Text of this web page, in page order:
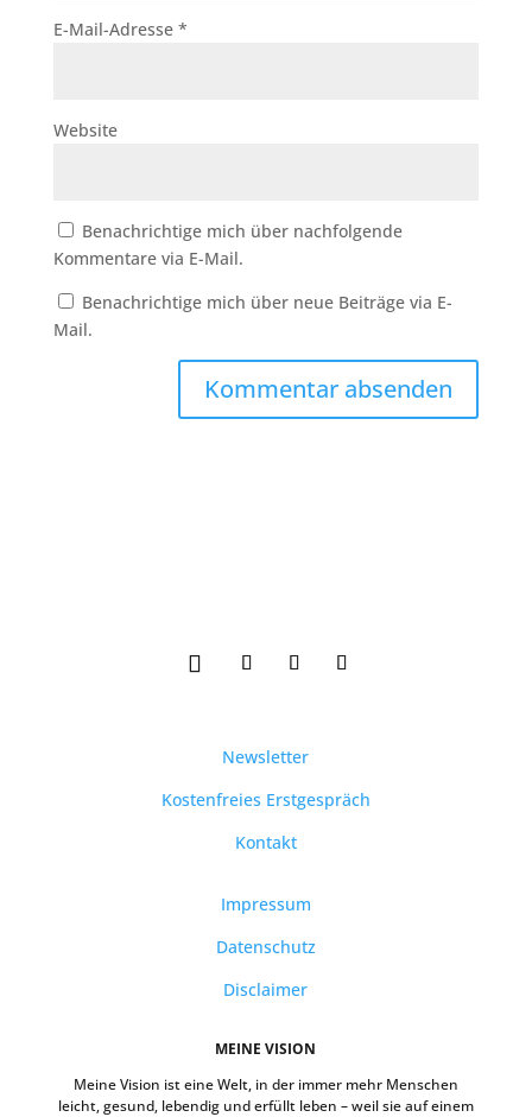
E-Mail-Adresse *
Website
Benachrichtige mich über nachfolgende
Kommentare via E-Mail.
Benachrichtige mich über neue Beiträge via E-
Mail.
Newsletter
Kostenfreies Erstgespräch
Kontakt
Impressum
Datenschutz
Disclaimer
MEINE VISION
Meine Vision ist eine Welt, in der immer mehr Menschen
leicht, gesund, lebendig und erfüllt leben – weil sie auf einem